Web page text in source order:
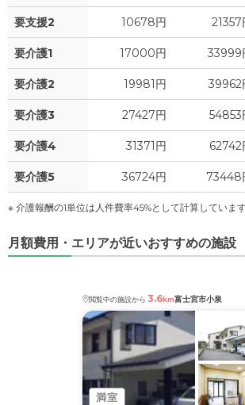
要支援2 10678円 21357
要介護1 17000円 33999
要介護2 19981円 39962
要介護3 27427円 54853
要介護4 31371円 62742
要介護5 36724円 73448
※ 介護報酬の1単位は人件費率45%として計算しています
月額費用・エリアが近いおすすめの施設
閲覧中の施設から 3.6km富士宮市小泉
満室